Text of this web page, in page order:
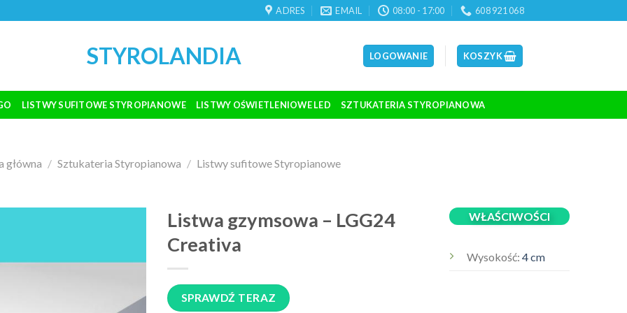
ADRES EMAIL 08:00 - 17:00 608 921 068
STYROLANDIA LOGOWANIE KOSZYK
LISTWY SUFITOWE STYROPIANOWE LISTWY OŚWIETLENIOWE LED SZTUKATERIA STYROPIANOWA
główna / Sztukateria Styropianowa / Listwy sufitowe Styropianowe
Listwa gzymsowa – LGG24
Creativa
SPRAWDŹ TERAZ
WŁAŚCIWOŚCI
Wysokość:4 cm